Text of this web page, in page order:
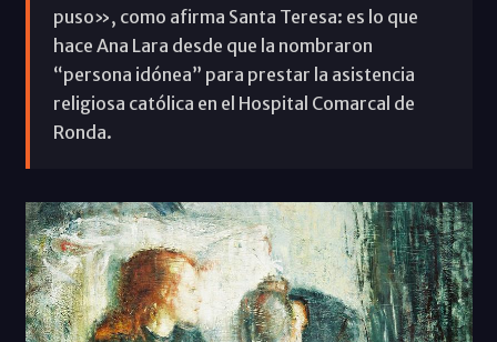
puso», como afirma Santa Teresa: es lo que
hace Ana Lara desde que la nombraron
“persona idónea” para prestar la asistencia
religiosa católica en el Hospital Comarcal de
Ronda.